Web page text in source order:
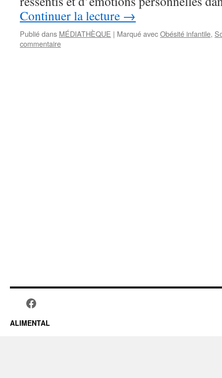
Continuer la lecture →
Publié dans MÉDIATHÈQUE | Marqué avecObésité infantile,
commentaire
ALIMENTAL